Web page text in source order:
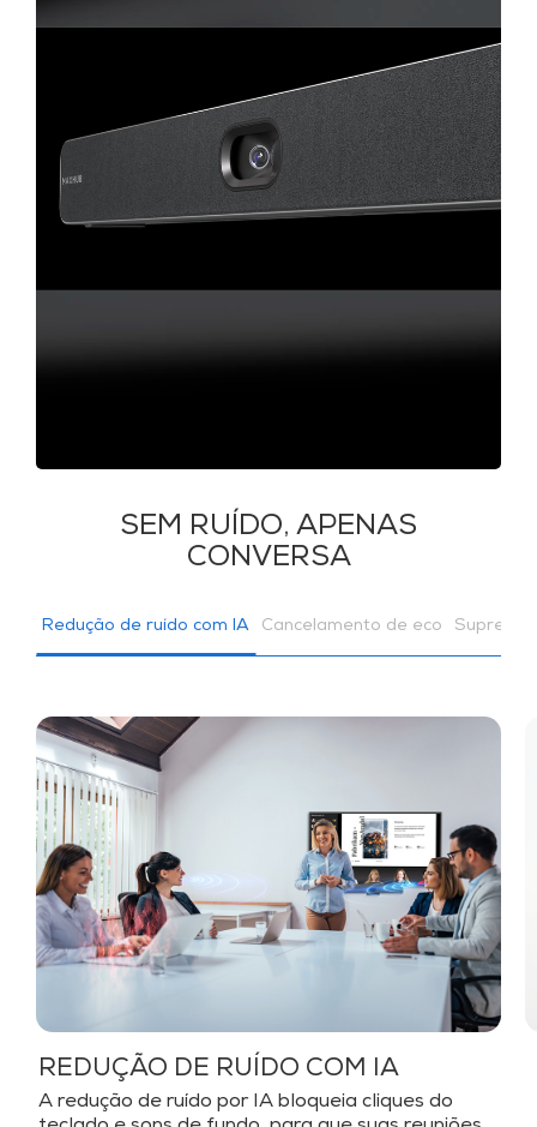
SEM RUÍDO, APENAS
CONVERSA
Redução de ruído com IA Cancelamento de eco
REDUÇÃO DE RUÍDO COM IA
A redução de ruído por IA bloqueia cliques do